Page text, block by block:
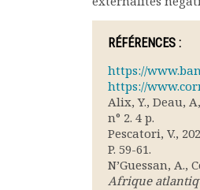
RÉFÉRENCES :
https://
https://
Alix, Y., Deau,
n° 2. 4 p.
Pescatori, V.,
P. 59-61.
N’Guessan, A.,
Afrique